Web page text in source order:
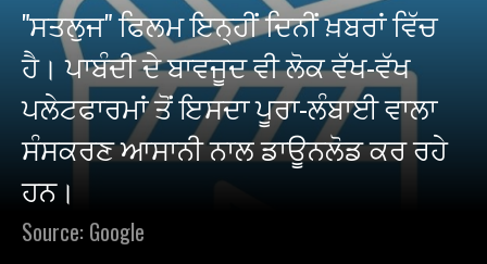
"ਸਤਲੁਜ" ਫਿਲਮ ਇਨ੍ਹੀਂ ਦਿਨੀਂ ਖ਼ਬਰਾਂ ਵਿੱਚ
ਹੈ। ਪਾਬੰਦੀ ਦੇ ਬਾਵਜੂਦ ਵੀ ਲੋਕ ਵੱਖ-ਵੱਖ
ਪਲੇਟਫਾਰਮਾਂ ਤੋਂ ਇਸਦਾ ਪੂਰਾ-ਲੰਬਾਈ ਵਾਲਾ
ਸੰਸਕਰਣ ਆਸਾਨੀ ਨਾਲ ਡਾਊਨਲੋਡ ਕਰ ਰਹੇ
ਹਨ।
Source: Google